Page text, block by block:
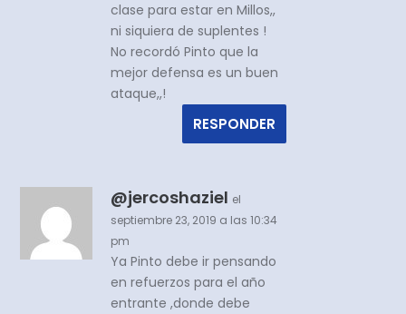
clase para estar en Millos,,
ni siquiera de suplentes !
No recordó Pinto que la
mejor defensa es un buen
ataque,,!
RESPONDER
@jercoshaziel el
septiembre 23, 2019 a las 10:34
pm
Ya Pinto debe ir pensando
en refuerzos para el año
entrante ,donde debe